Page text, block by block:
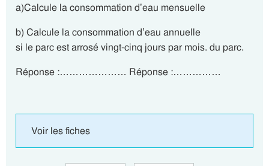
a)Calcule la consommation d’eau mensuelle
b) Calcule la consommation d’eau annuelle
si le parc est arrosé vingt-cinq jours par mois. du parc.
Réponse :………………… Réponse :……………
Voir les fiches